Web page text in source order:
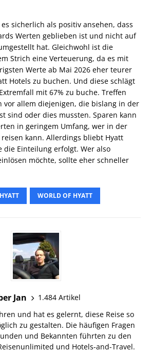
sicherlich als positiv ansehen, dass
Werten geblieben ist und nicht auf
hat. Gleichwohl ist die
Strich eine Verteuerung, da es mit
Werte ab Mai 2026 eher teurer
Hotels zu buchen. Und diese schlägt
mit 67% zu buche. Treffen
vor allem diejenigen, die bislang in der
sind oder dies mussten. Sparen kann
in geringem Umfang, wer in der
reisen kann. Allerdings bliebt Hyatt
die Einteilung erfolgt. Wer also
möchte, sollte eher schneller
HYATT WORLD OF HYATT
Jan
1.484 Artikel
und hat es gelernt, diese Reise so
zu gestalten. Die häufigen Fragen
und Bekannten führten zu den
und Hotels-and-Travel.